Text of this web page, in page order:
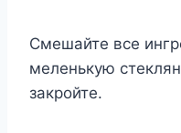
Смешайте все
меленькую
закройте.